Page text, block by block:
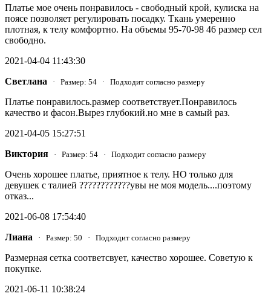
Платье мое очень понравилось - свободный крой, кулиска на
поясе позволяет регулировать посадку. Ткань умеренно
плотная, к телу комфортно. На объемы 95-70-98 46 размер сел
свободно.
2021-04-04 11:43:30
Светлана · Размер: 54 · Подходит согласно размеру
Платье понравилось.размер соответствует.Понравилось
качество и фасон.Вырез глубокий.но мне в самый раз.
2021-04-05 15:27:51
Виктория · Размер: 54 · Подходит согласно размеру
Очень хорошее платье, приятное к телу. НО только для
девушек с талией ????????????увы не моя модель....поэтому
отказ...
2021-06-08 17:54:40
Лиана · Размер: 50 · Подходит согласно размеру
Размерная сетка соответсвует, качество хорошее. Советую к
покупке.
2021-06-11 10:38:24